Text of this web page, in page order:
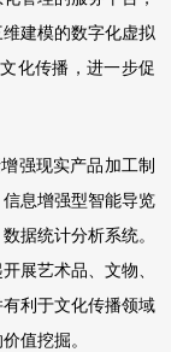
建模的数字化虚拟
化传播，进一步促
增强现实产品加工制
信息增强型智能导览
据统计分析系统。
展艺术品、文物、
利于文化传播领域
值挖掘。